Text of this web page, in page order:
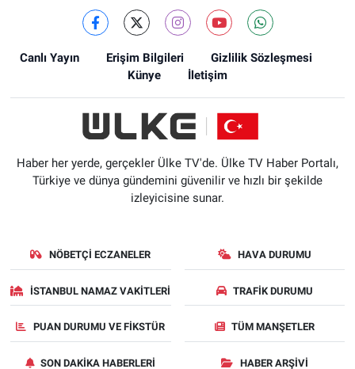
Canlı Yayın Erişim Bilgileri
Gizlilik Sözleşmesi
Künye
İletişim
Haber her yerde, gerçekler Ülke TV'de. Ülke TV Haber Portalı,
Türkiye ve dünya gündemini güvenilir ve hızlı bir şekilde
izleyicisine sunar.
NÖBETÇI ECZANELER HAVA DURUMU
İSTANBUL NAMAZ VAKITLERI TRAFIK DURUMU
PUAN DURUMU VE FIKSTÜR TÜM MANŞETLER
SON DAKIKA HABERLERI HABER ARŞIVI